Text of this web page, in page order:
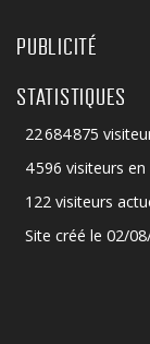
PUBLICITÉ
STATISTIQUES
22 684 875
4 596 visiteurs en
122 visiteurs
Site créé le 02/